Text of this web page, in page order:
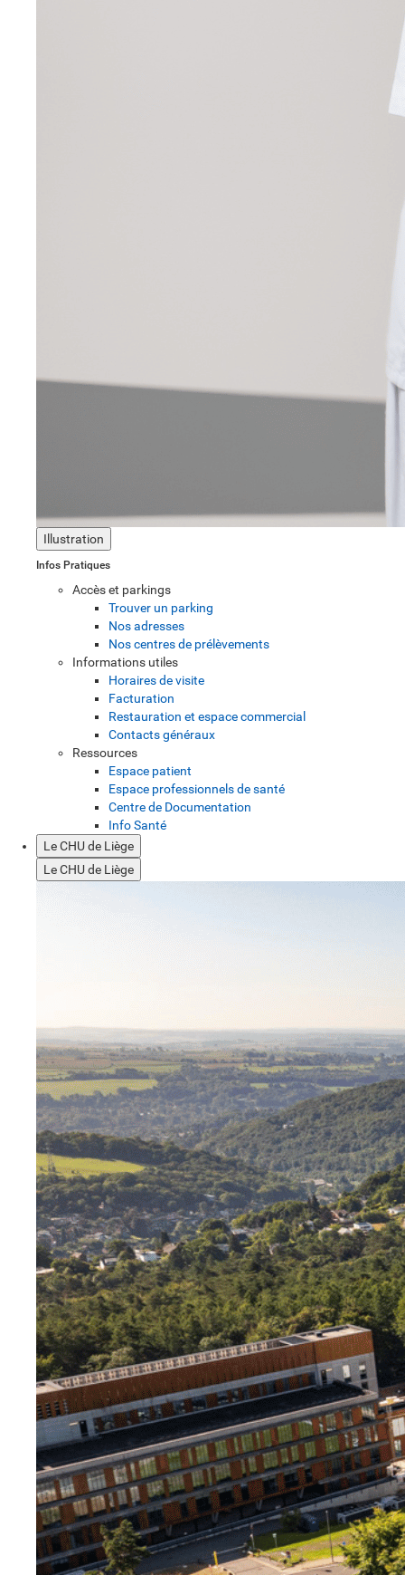
Illustration
Infos Pratiques
Accès et parkings
Trouver un parking
Nos adresses
Nos centres de prélèvements
Informations utiles
Horaires de visite
Facturation
Restauration et espace commercial
Contacts généraux
Ressources
Espace patient
Espace professionnels de santé
Centre de Documentation
Info Santé
Le CHU de Liège
Le CHU de Liège